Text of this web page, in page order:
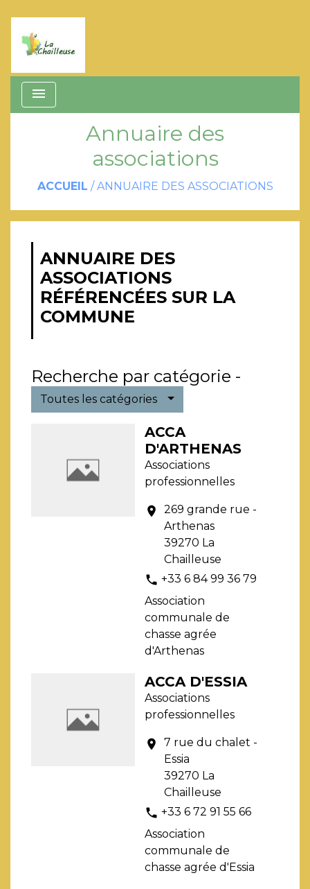
menu
Annuaire des
associations
ACCUEIL /ANNUAIRE DES ASSOCIATIONS
ANNUAIRE DES
ASSOCIATIONS
RÉFÉRENCÉES SUR LA
COMMUNE
Recherche par catégorie -
Toutes les catégories
ACCA
D'ARTHENAS
Associations
professionnelles
location_on
269 grande rue -
Arthenas
39270 La
Chailleuse
phone +33 6 84 99 36 79
Association
communale de
chasse agrée
d'Arthenas
ACCA D'ESSIA
Associations
professionnelles
location_on
7 rue du chalet -
Essia
39270 La
Chailleuse
phone +33 6 72 91 55 66
Association
communale de
chasse agrée d'Essia